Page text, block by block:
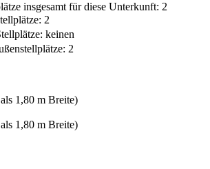
insgesamt für diese Unterkunft: 2
2
keinen
2
1,80 m Breite)
1,80 m Breite)